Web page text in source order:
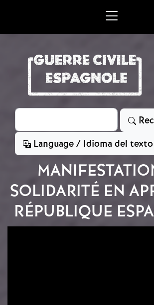
Rechercher
Language / Idioma del
SOLIDARITÉ EN
RÉPUBLIQUE